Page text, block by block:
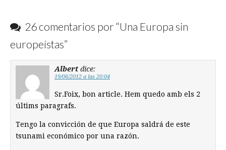
26 comentarios por “Una Europa sin
europeístas”
Albert dice:
19/06/2012 a las 20:04
Sr.Foix, bon article. Hem quedo amb els 2
últims paragrafs.
Tengo la convicción de que Europa saldrá de este
tsunami económico por una razón.